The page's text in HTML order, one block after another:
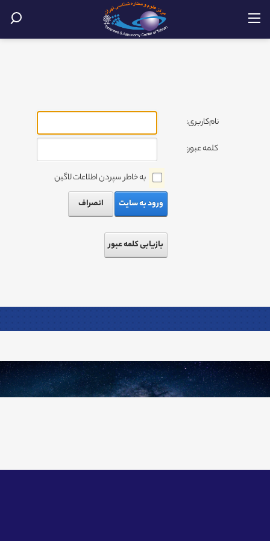
نام‌کاربری:
کلمه عبور:
به خاطر سپردن اطلاعات لاگین
ورود به سایت
انصراف
بازیابی کلمه عبور